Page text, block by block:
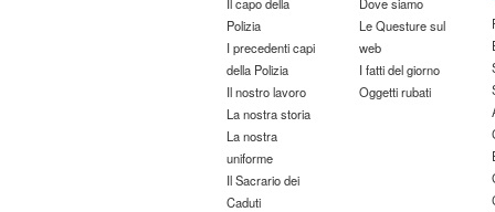
Polizia
I precedenti capi
della Polizia
Il nostro lavoro
La nostra storia
La nostra
uniforme
Il Sacrario dei
Caduti
Le Questure sul
web
I fatti del giorno
Oggetti rubati